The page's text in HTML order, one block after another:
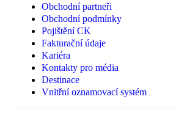
Obchodní partneři
Obchodní podmínky
Pojištění CK
Fakturační údaje
Kariéra
Kontakty pro média
Destinace
Vnitřní oznamovací systém